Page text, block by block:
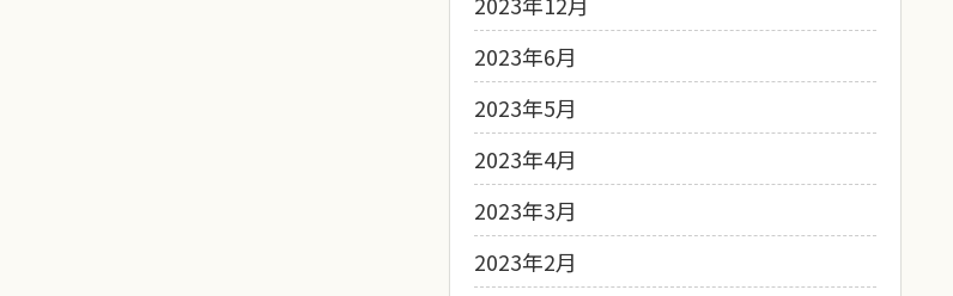
2023年6月
2023年5月
2023年4月
2023年3月
2023年2月